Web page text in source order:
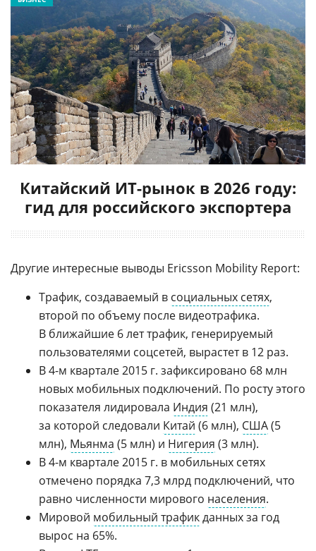
Китайский ИТ-рынок в 2026 году:
гид для российского экспортера
Другие интересные выводы Ericsson Mobility Report:
Трафик, создаваемый в социальных сетях,
второй по объему после видеотрафика.
В ближайшие 6 лет трафик, генерируемый
пользователями соцсетей, вырастет в 12 раз.
В 4-м квартале 2015 г. зафиксировано 68 млн
новых мобильных подключений. По росту этого
показателя лидировала Индия (21 млн),
за которой следовали Китай (6 млн), США(5
млн), Мьянма (5 млн) и Нигерия (3 млн).
В 4-м квартале 2015 г. в мобильных сетях
отмечено порядка 7,3 млрд подключений, что
равно численности мирового населения.
Мировой мобильный трафикданных за год
вырос на 65%.